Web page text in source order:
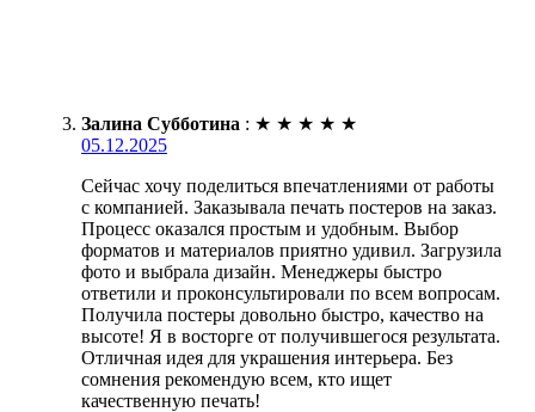
Залина Субботина : ★ ★ ★ ★ ★
05.12.2025
Сейчас хочу поделиться впечатлениями от работы
с компанией. Заказывала печать постеров на заказ.
Процесс оказался простым и удобным. Выбор
форматов и материалов приятно удивил. Загрузила
фото и выбрала дизайн. Менеджеры быстро
ответили и проконсультировали по всем вопросам.
Получила постеры довольно быстро, качество на
высоте! Я в восторге от получившегося результата.
Отличная идея для украшения интерьера. Без
сомнения рекомендую всем, кто ищет
качественную печать!